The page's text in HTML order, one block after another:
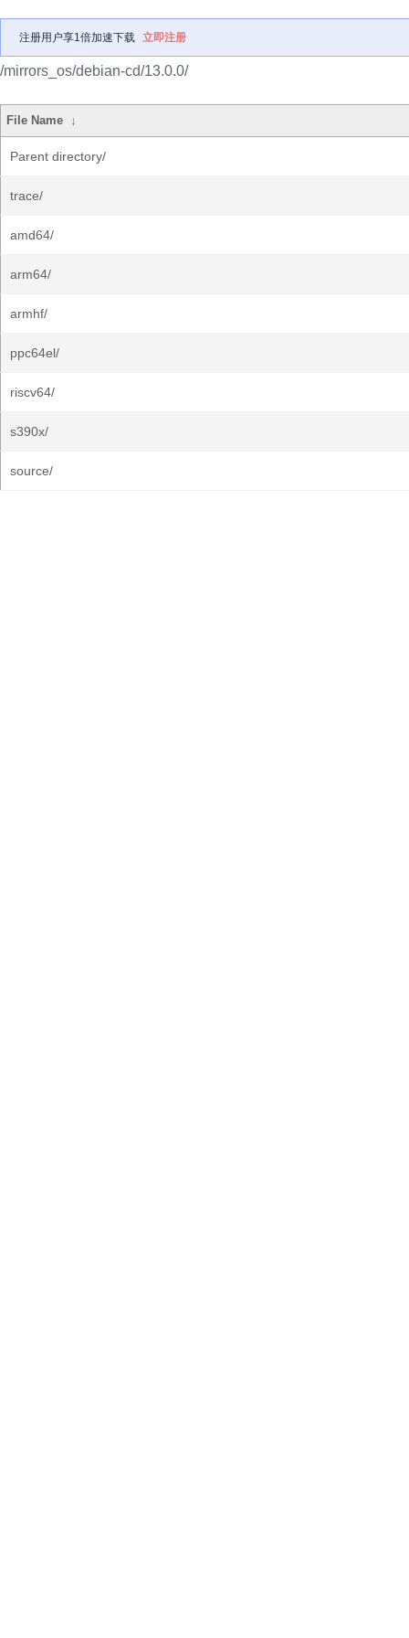
注册用户享1倍加速下载 立即注册
/mirrors_os/debian-cd/13.0.0/
File Name ↓
Parent directory/
trace/
amd64/
arm64/
armhf/
ppc64el/
riscv64/
s390x/
source/